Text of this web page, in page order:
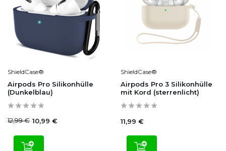
ShieldCase®
Airpods Pro Silikonhülle
(Dunkelblau)
12,99 € 10,99 €
ShieldCase®
Airpods Pro 3 Silikonhülle
mit Kord (sterrenlicht)
11,99 €